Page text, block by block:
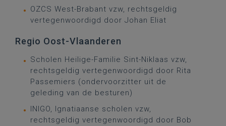
OZCS West-Brabant vzw, rechtsgeldig
vertegenwoordigd door Johan Eliat
Regio Oost-Vlaanderen
Scholen Heilige-Familie Sint-Niklaas vzw,
rechtsgeldig vertegenwoordigd door Rita
Passemiers (ondervoorzitter uit de
geleding van de besturen)
INIGO, Ignatiaanse scholen vzw,
rechtsgeldig vertegenwoordigd door Bob